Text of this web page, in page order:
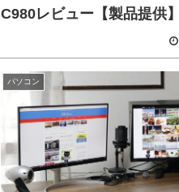
C980レビュー【製品提供】
パソコン